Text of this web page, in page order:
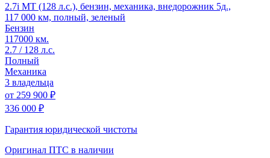
2.7i MT (128 л.с.), бензин, механика, внедорожник 5д.,
117 000 км, полный, зеленый
Бензин
117000 км.
2.7 / 128 л.с.
Полный
Механика
3 владельца
от 259 900 ₽
336 000 ₽
Гарантия юридической чистоты
Оригинал ПТС в наличии